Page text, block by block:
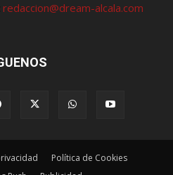
redaccion@dream-alcala.com
Política de Cookies